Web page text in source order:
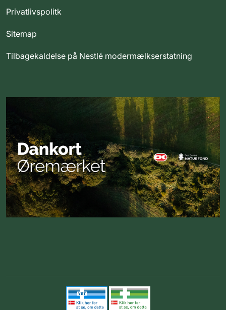
Privatlivspolitk
Sitemap
Tilbagekaldelse på Nestlé modermælkserstatning